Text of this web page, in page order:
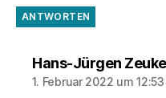
ANTWORTEN
Hans-Jürgen Zeuke
1. Februar 2022 um